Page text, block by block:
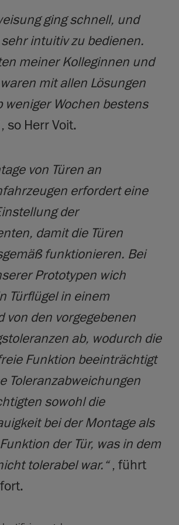
ging schnell, und
intuitiv zu bedienen.
meiner Kolleginnen und
mit allen Lösungen
weniger Wochen bestens
so Herr Voit.
von Türen an
erfordert eine
der
damit die Türen
funktionieren. Bei
Prototypen wich
Türflügel in einem
von den vorgegebenen
ab, wodurch die
Funktion beeinträchtigt
Toleranzabweichungen
sowohl die
bei der Montage als
der Tür, was in dem
tolerabel war.“, führt